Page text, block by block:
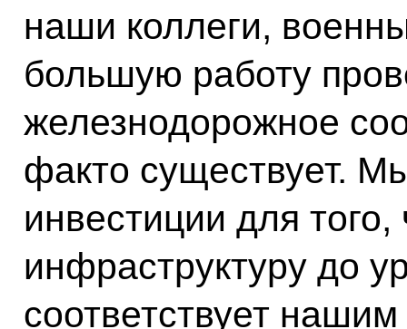
наши коллеги,
большую работу
железнодорожное
факто существует.
инвестиции для
инфраструктуру до
соответствует